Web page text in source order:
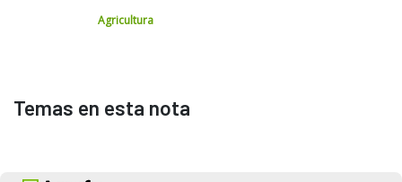
Agricultura
Temas en esta nota